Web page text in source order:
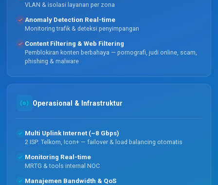
VLAN & isolasi layanan per zona
Anomaly Detection Real-time
Monitoring trafik & deteksi penyimpangan
Content Filtering & Web Filtering
Pemblokiran konten berbahaya — pornografi, judi online, scam,
phishing & malware
Operasional & Infrastruktur
Multi Uplink Internet (~8 Gbps)
2 ISP: Telkom, Icon+ — failover & load balancing otomatis
Monitoring Real-time
MRTG & tools internal NOC
Manajemen Bandwidth & QoS